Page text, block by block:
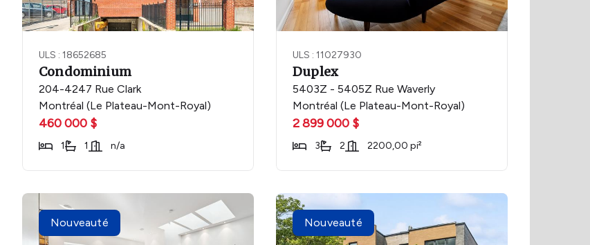
ULS : 18652685
Condominium
204-4247 Rue Clark
Montréal (Le Plateau-Mont-Royal)
460 000 $
1 1 n/a
ULS : 11027930
Duplex
5403Z - 5405Z Rue Waverly
Montréal (Le Plateau-Mont-Royal)
2 899 000 $
3 2 2200,00 pi²
Nouveauté Nouveauté